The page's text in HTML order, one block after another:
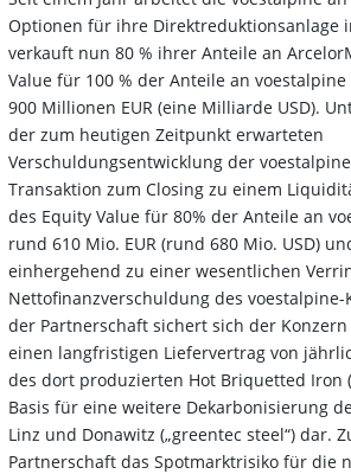
Optionen für ihre Direktreduktionsanlage
verkauft nun 80 % ihrer Anteile an
Value für 100 % der Anteile an
900 Millionen EUR (eine Milliarde USD).
der zum heutigen Zeitpunkt erwarteten
Verschuldungsentwicklung der
Transaktion zum Closing zu einem
des Equity Value für 80% der Anteile an
rund 610 Mio. EUR (rund 680 Mio. USD)
einhergehend zu einer wesentlichen
Nettofinanzverschuldung des
der Partnerschaft sichert sich der
einen langfristigen Liefervertrag von
des dort produzierten Hot Briquetted Iron
Basis für eine weitere Dekarbonisierung
Linz und Donawitz („greentec steel“) dar.
Partnerschaft das Spotmarktrisiko für die